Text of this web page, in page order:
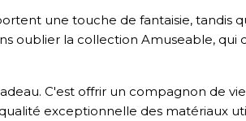
une touche de fantaisie, tandis
oublier la collection Amuseable, qui
C'est offrir un compagnon de
exceptionnelle des matériaux